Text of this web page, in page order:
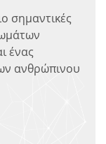
σημαντικές
ένας
ανθρώπινου